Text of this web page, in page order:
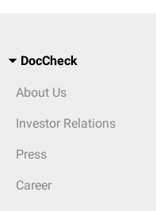
DocCheck
About Us
Investor Relations
Press
Career